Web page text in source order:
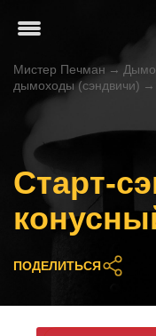
Мистер Печман →
дымоходы (сэндвичи) →
Старт-
ПОДЕЛИТЬСЯ